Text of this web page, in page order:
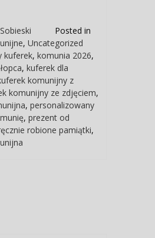
Posted in
,Uncategorized
kuferek,komunia 2026,
,kuferek dla
komunijny z
komunijny ze zdjęciem,
,personalizowany
,prezent od
robione pamiątki,